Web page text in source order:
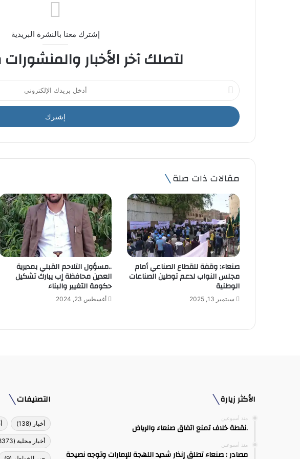
إشترك معنا بالنشرة البريدية
لتصلك آخر الأخبار
أ
د
خ
ل
د
ا
ل
ك
ت
ر
و
ن
ي
مقالات ذات صلة
صنعاء: وقفة للقطاع الصناعي أمام
مجلس النواب لدعم توطين الصناعات
الوطنية
سبتمبر 13, 2025
..مسؤول التلاحم القبلي بمديرية
العدين محافظة إب يبارك تشكيل
حكومة التغيير والبناء
أغسطس 23, 2024
الأكثر زيارة
منذ أسبوعين
.نقطة خلاف تمنع اتفاق صنعاء والرياض
منذ أسبوعين
مصادر : صنعاء تطلق إنذار شديد اللهجة للإمارات وتوجه نصيحة
التصنيفات
أخبار (138)
أخبار محلية(8373)